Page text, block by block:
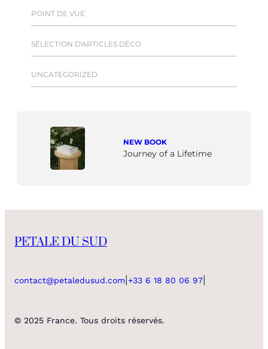
POINT DE VUE
SÉLECTION D'ARTICLES DÉCO
UNCATEGORIZED
NEW BOOK
Journey of a Lifetime
PETALE DU SUD
contact@petaledusud.com +33 6 18 80 06 97
© 2025 France. Tous droits réservés.